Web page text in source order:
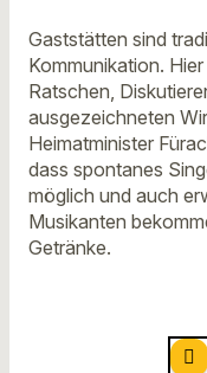
Gaststätten sind
Kommunikation.
Ratschen,
ausgezeichneten
Heimatminister
dass spontanes
möglich und auch
Musikanten
Getränke.